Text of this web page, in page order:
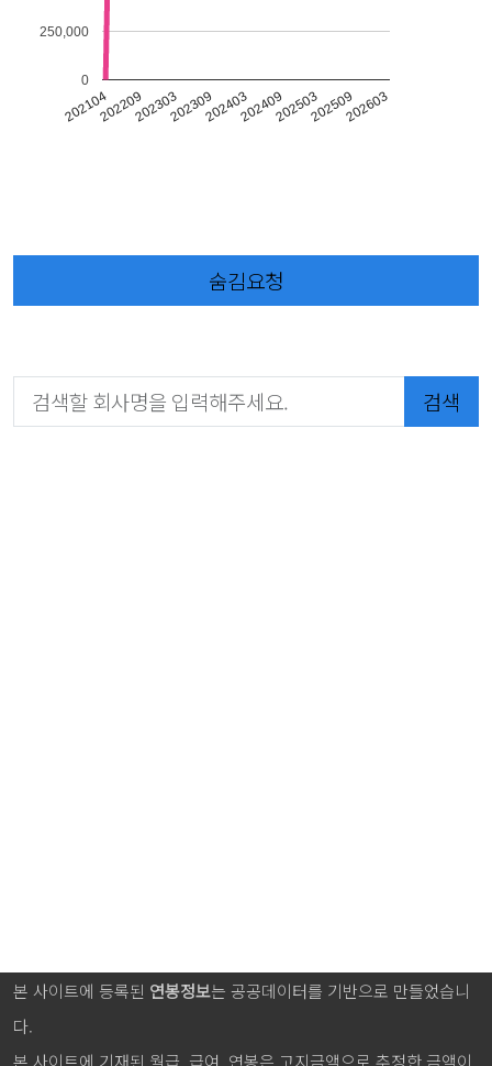
202104202209202303202309202403202409202503202509202603
0
250,000
숨김요청
검색
본 사이트에 등록된 연봉정보는 공공데이터를 기반으로 만들었습니
다.
본 사이트에 기재된 월급, 급여, 연봉은 고지금액으로 추정한 금액이